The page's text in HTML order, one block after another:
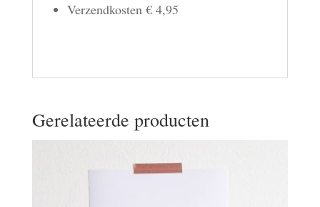
Verzendkosten € 4,95
Gerelateerde producten